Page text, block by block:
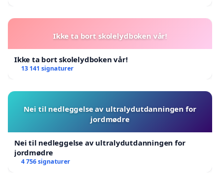
Ikke ta bort skolelydboken vår!
Ikke ta bort skolelydboken vår!
13 141 signaturer
Nei til nedleggelse av ultralydutdanningen for
jordmødre
Nei til nedleggelse av ultralydutdanningen for
jordmødre
4 756 signaturer